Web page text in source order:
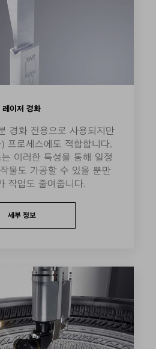
레이저 경화
경화 전용으로 사용되지만
프로세스에도 적합합니다.
이러한 특성을 통해 일정
물도 가공할 수 있을 뿐만
작업도 줄여줍니다.
세부 정보